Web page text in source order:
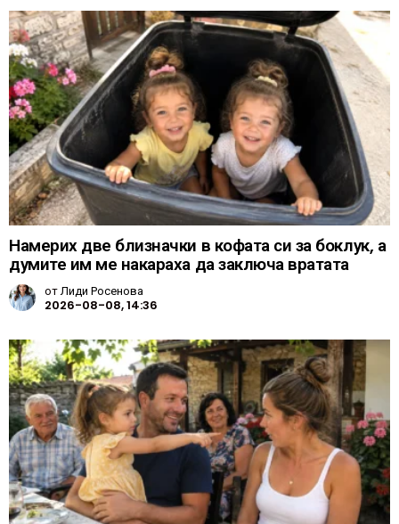
Намерих две близначки в кофата си за боклук, а
думите им ме накараха да заключа вратата
отЛиди Росенова
2026-08-08, 14:36